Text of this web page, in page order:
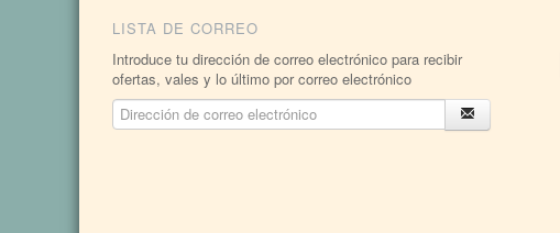
LISTA DE CORREO
Introduce tu dirección de correo electrónico para recibir
ofertas, vales y lo último por correo electrónico